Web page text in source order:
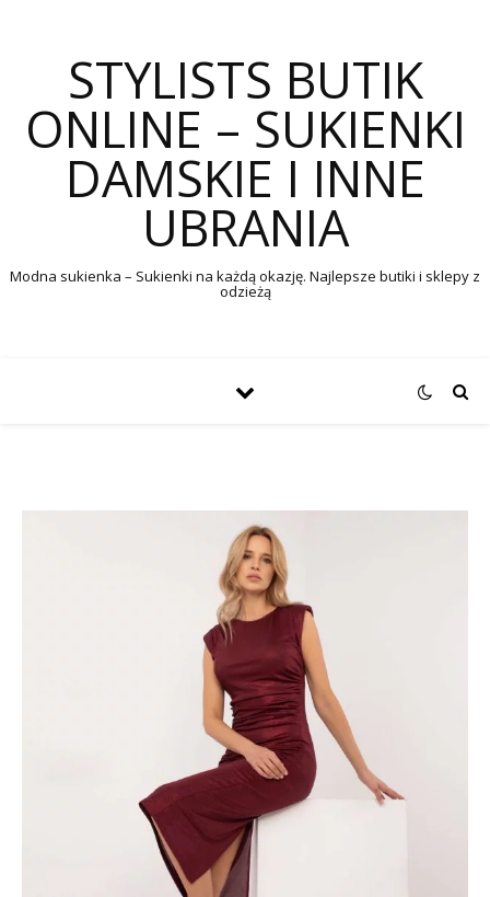
STYLISTS BUTIK
ONLINE – SUKIENKI
DAMSKIE I INNE
UBRANIA
Modna sukienka – Sukienki na każdą okazję. Najlepsze butiki i sklepy z
odzieżą